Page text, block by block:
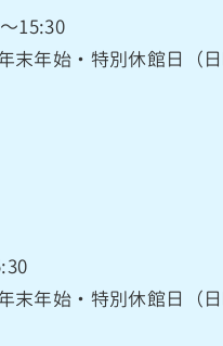
15:30
末年始・特別休館日（
末年始・特別休館日（